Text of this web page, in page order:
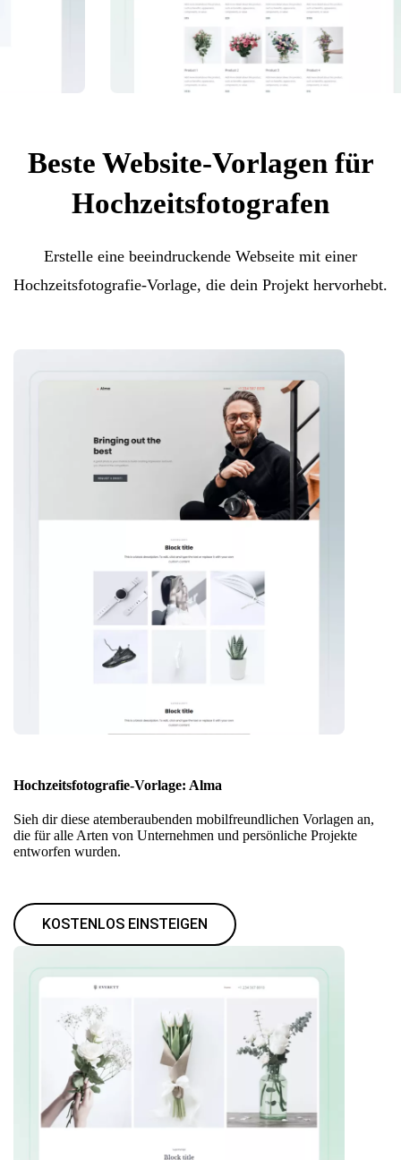
Beste Website-Vorlagen für
Hochzeitsfotografen
Erstelle eine beeindruckende Webseite mit einer
Hochzeitsfotografie-Vorlage, die dein Projekt hervorhebt.
Hochzeitsfotografie-Vorlage: Alma
Sieh dir diese atemberaubenden mobilfreundlichen Vorlagen an,
die für alle Arten von Unternehmen und persönliche Projekte
entworfen wurden.
KOSTENLOS EINSTEIGEN